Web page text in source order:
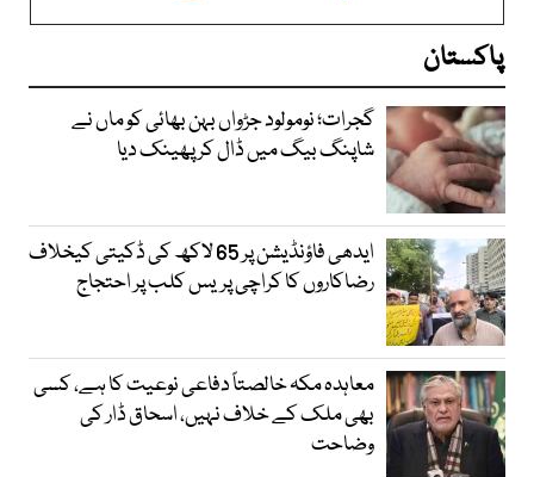
پاکستان
گجرات؛ نومولود جڑواں بہن بھائی کو ماں نے
شاپنگ بیگ میں ڈال کر پھینک دیا
ایدھی فاؤنڈیشن پر 65 لاکھ کی ڈکیتی کیخلاف
رضاکاروں کا کراچی پریس کلب پر احتجاج
معاہدہ مکہ خالصتاً دفاعی نوعیت کا ہے، کسی
بھی ملک کے خلاف نہیں، اسحاق ڈار کی
وضاحت